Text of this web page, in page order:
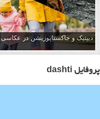
دیپتیک و جاکستا‌پوزیشن در عکاسی
پروفایل dashti